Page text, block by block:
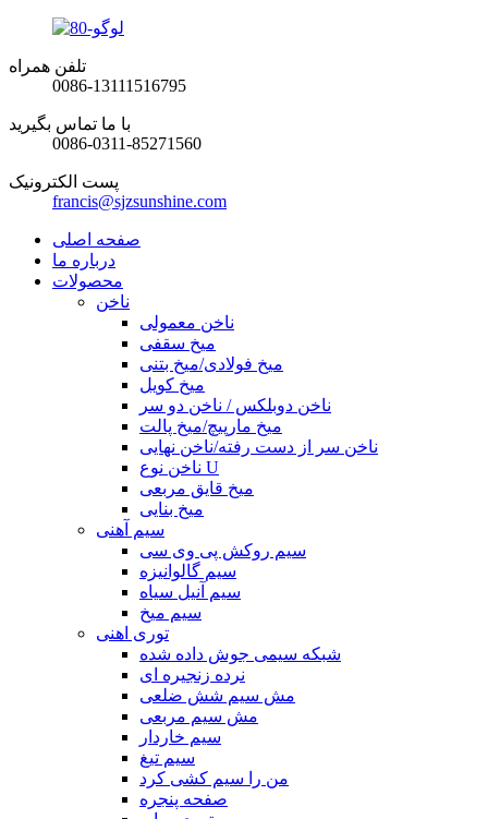
تلفن همراه
0086-13111516795
با ما تماس بگیرید
0086-0311-85271560
پست الکترونیک
francis@sjzsunshine.com
صفحه اصلی
درباره ما
محصولات
ناخن
ناخن معمولی
میخ سقفی
میخ فولادی/میخ بتنی
میخ کویل
ناخن دوبلکس / ناخن دو سر
میخ مارپیچ/میخ پالت
ناخن سر از دست رفته/ناخن نهایی
ناخن نوع U
میخ قایق مربعی
میخ بنایی
سیم آهنی
سیم روکش پی وی سی
سیم گالوانیزه
سیم آنیل سیاه
سیم میخ
توری اهنی
شبکه سیمی جوش داده شده
نرده زنجیره ای
مش سیم شش ضلعی
مش سیم مربعی
سیم خاردار
سیم تیغ
من را سیم کشی کرد
صفحه پنجره